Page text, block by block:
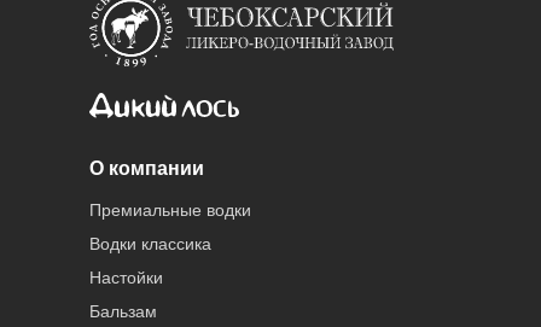
О компании
Премиальные водки
Водки классика
Настойки
Бальзам